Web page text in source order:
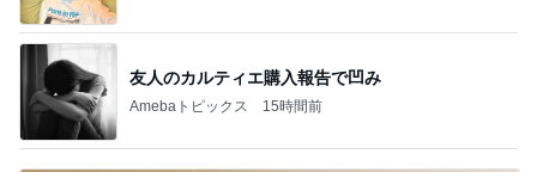
友人のカルティエ購入報告で凹み
Amebaトピックス 15時間前